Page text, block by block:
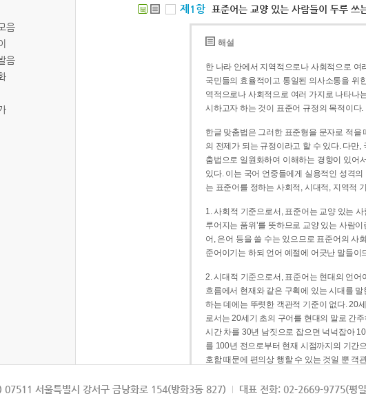
음
음
북 제1항 표준어는 교양 있는 사람들이 두루 쓰
해설
한 나라 안에서 지역적으로나 사회적으로
국민들의 효율적이고 통일된 의사소통을 위
역적으로나 사회적으로 여러 가지로 나타나
시하고자 하는 것이 표준어 규정의 목적이다.
한글 맞춤법은 그러한 표준형을 문자로 적
의 전제가 되는 규정이라고 할 수 있다. 다만
춤법으로 일원화하여 이해하는 경향이 있어
있다. 이는 국어 언중들에게 실용적인 성격
는 표준어를 정하는 사회적, 시대적, 지역적
1. 사회적 기준으로서, 표준어는 교양 있는
루어지는 품위’를 뜻하므로 교양 있는 사람
어, 은어 등을 쓸 수는 있으므로 표준어의 사
준어이기는 하되 언어 예절에 어긋난 말들
2. 시대적 기준으로서, 표준어는 현대의 언어
흐름에서 현재와 같은 구획에 있는 시대를
하는 데에는 뚜렷한 객관적 기준이 없다. 20
로서는 20세기 초의 구어를 현대의 말로 간
시간 차를 30년 남짓으로 잡으면 넉넉잡아
를 100년 전으로부터 현재 시점까지의 기간
호함 때문에 편의상 행할 수 있는 것일 뿐 객
3. 지역적 기준으로서, 표준어는 서울말이어
07511 서울특별시 강서구 금낭화로 154(방화3동 827) 대표 전화: 02-2669-9775(평